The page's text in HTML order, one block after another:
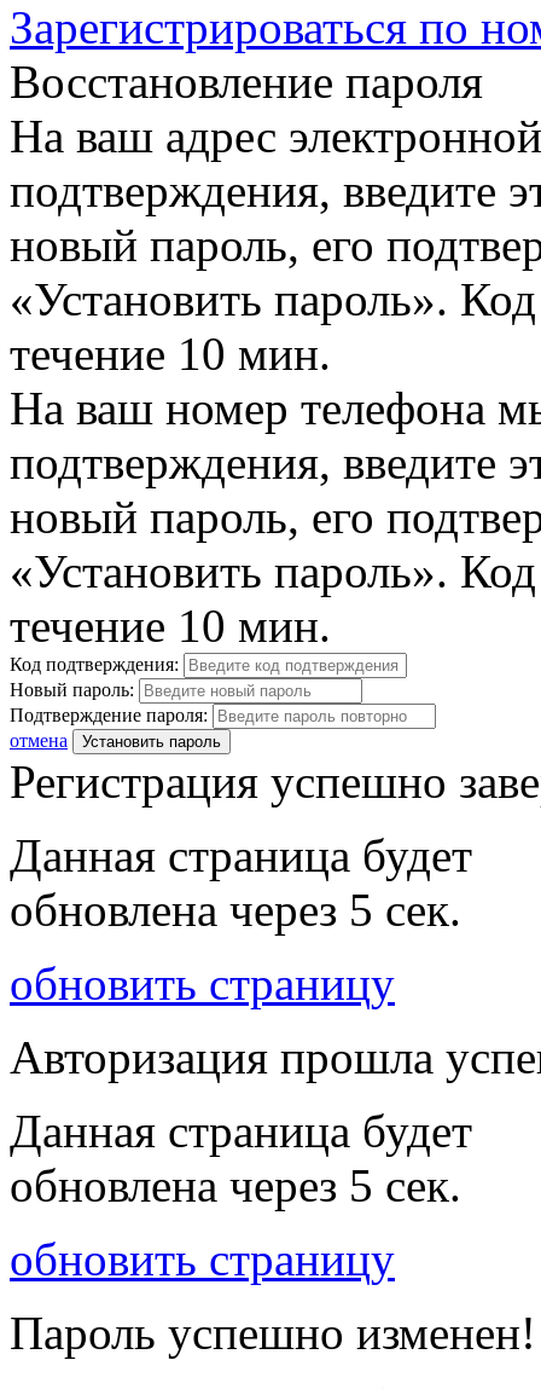
Зарегистрироваться по
Восстановление пароля
На ваш адрес
подтверждения, введите
новый пароль, его
«Установить пароль».
течение 10 мин.
На ваш номер телефона
подтверждения, введите
новый пароль, его
«Установить пароль».
течение 10 мин.
Код подтверждения:
Новый пароль:
Подтверждение пароля:
отмена
Установить пароль
Регистрация успешно
Данная страница будет
обновлена через 5 сек.
обновить страницу
Авторизация прошла
Данная страница будет
обновлена через 5 сек.
обновить страницу
Пароль успешно изменен!